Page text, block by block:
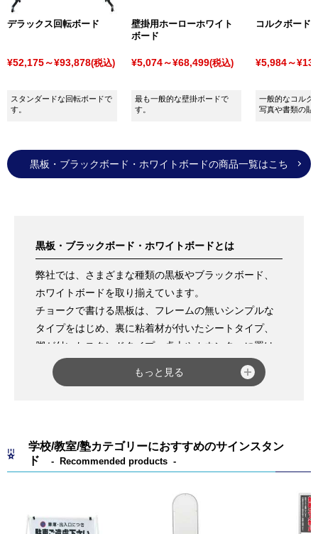
」や街の景観にマッチしたデザインで安定感
サインキューブ」、軽量でコンパクトな「
り揃えています。
ますので、ぜひお気軽にご相談ください。
デラックス回転ボード
¥52,175～¥93,878(税込)
スタンダードな回転ボードで
す。
壁掛用ホーローホワイト
ボード
¥5,074～¥68,499(税込)
最も一般的な壁掛ボードで
す。
コルクボード
¥5,984～
一般的なコルク
写真や書類の貼
黒板・ブラックボード・ホワイトボードの商品一覧はこち
黒板・ブラックボード・ホワイトボードとは
弊社では、さまざまな種類の黒板やブラックボード、
ホワイトボードを取り揃えています。
チョークで書ける黒板は、フレームの無いシンプルな
タイプをはじめ、裏に粘着材が付いたシートタイプ、
脚が付いたスタンドタイプ、卓上やカウンターに置け
るミニタイプなどがございます。チョークならではの
柔らかく優しい雰囲気が出せるため、飲食店やカフ
にスタンドタイプもご用意しています。マーカーはチ
ョークと比べて文字などをはっきり表現することがで
ホワイトボードは、アルミ枠の付いたスタンダードな
タイプをはじめ、学校や会社の会議室などでよく見か
もっと見る
学校/教室/塾カテゴリーにおすすめのサインスタン
ド
Recommended products